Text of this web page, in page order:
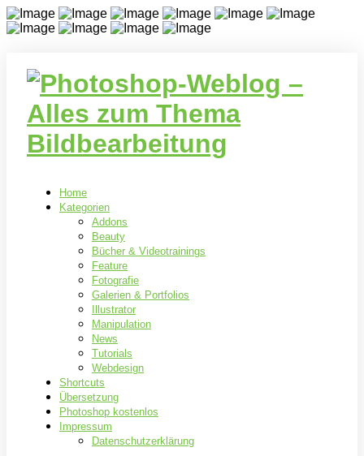
Home
Kategorien
Addons
Beauty
Bücher & Videotrainings
Feature
Fotografie
Galerien & Portfolios
Illustrator
Manipulation
News
Tutorials
Webdesign
Shortcuts
Übersetzung
Photoshop kostenlos
Impressum
Datenschutzerklärung